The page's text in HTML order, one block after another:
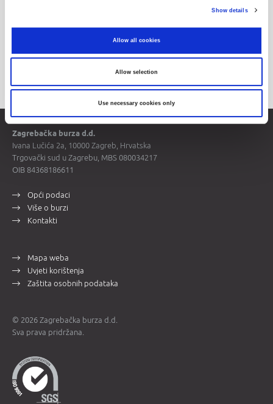
Show details
Allow all cookies
Allow selection
Use necessary cookies only
Zagrebačka burza d.d.
Ivana Lučića 2a, 10000 Zagreb, Hrvatska
Trgovački sud u Zagrebu, MBS 080034217
OIB 84368186611
Opći podaci
Više o burzi
Kontakti
Mapa weba
Uvjeti korištenja
Zaštita osobnih podataka
© 2026 Zagrebačka burza d.d.
Sva prava pridržana.